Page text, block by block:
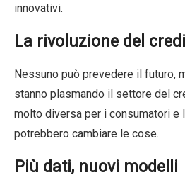
innovativi.
La rivoluzione del
Nessuno può prevedere il futuro,
stanno plasmando il settore del
molto diversa per i consumatori e
potrebbero cambiare le cose.
Più dati, nuovi modelli